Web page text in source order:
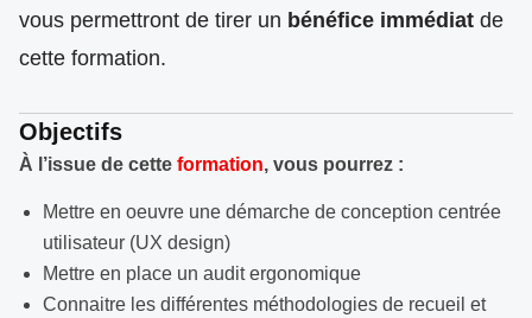
vous permettront de tirer un bénéfice immédiat de
cette formation.
Objectifs
À l’issue de cette formation, vous pourrez :
Mettre en oeuvre une démarche de conception centrée
utilisateur (UX design)
Mettre en place un audit ergonomique
Connaitre les différentes méthodologies de recueil et